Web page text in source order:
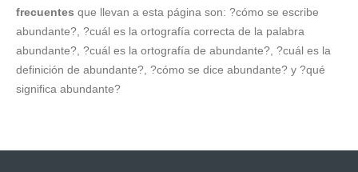
frecuentes que llevan a esta página son: ?cómo se escribe
abundante?, ?cuál es la ortografía correcta de la palabra
abundante?, ?cuál es la ortografía de abundante?, ?cuál es la
definición de abundante?, ?cómo se dice abundante? y ?qué
significa abundante?